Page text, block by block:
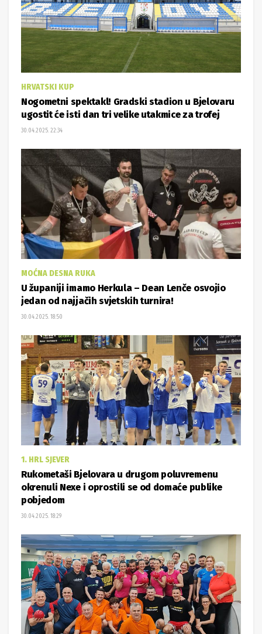
HRVATSKI KUP
Nogometni spektakl! Gradski stadion u Bjelovaru
ugostit će isti dan tri velike utakmice za trofej
30.04.2025. 22:34
MOĆNA DESNA RUKA
U županiji imamo Herkula – Dean Lenče osvojio
jedan od najjačih svjetskih turnira!
30.04.2025. 18:50
1. HRL SJEVER
Rukometaši Bjelovara u drugom poluvremenu
okrenuli Nexe i oprostili se od domaće publike
pobjedom
30.04.2025. 18:29